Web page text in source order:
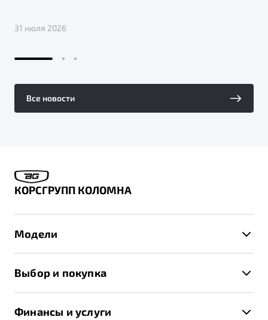
31 июля 2026
Все новости
КОРСГРУПП КОЛОМНА
Модели
X70
Выбор и покупка
Финансы и услуги